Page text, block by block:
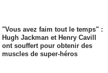
"Vous avez faim tout le temps" :
Hugh Jackman et Henry Cavill
ont souffert pour obtenir des
muscles de super-héros